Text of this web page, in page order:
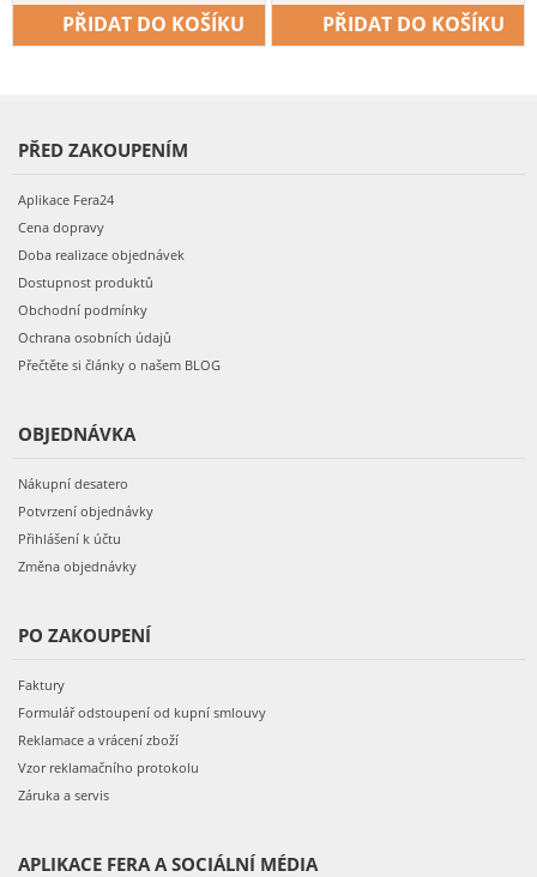
PŘIDAT DO KOŠÍKU PŘIDAT DO KOŠÍKU
PŘED ZAKOUPENÍM
Aplikace Fera24
Cena dopravy
Doba realizace objednávek
Dostupnost produktů
Obchodní podmínky
Ochrana osobních údajů
Přečtěte si články o našem BLOG
OBJEDNÁVKA
Nákupní desatero
Potvrzení objednávky
Přihlášení k účtu
Změna objednávky
PO ZAKOUPENÍ
Faktury
Formulář odstoupení od kupní smlouvy
Reklamace a vrácení zboží
Vzor reklamačního protokolu
Záruka a servis
APLIKACE FERA A SOCIÁLNÍ MÉDIA